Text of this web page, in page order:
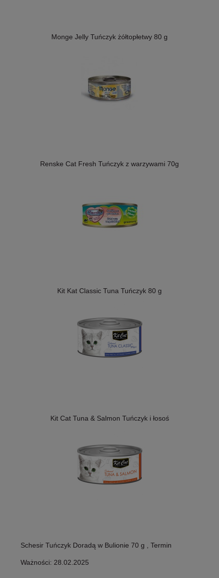
Monge Jelly Tuńczyk żółtopłetwy 80 g
Renske Cat Fresh Tuńczyk z warzywami 70g
Kit Kat Classic Tuna Tuńczyk 80 g
Kit Cat Tuna & Salmon Tuńczyk i łosoś
Schesir Tuńczyk Doradą w Bulionie 70 g , Termin
Ważności: 28.02.2025